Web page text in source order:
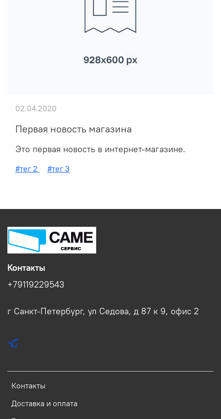
Первая новость магазина
Это первая новость в интернет-магазине.
02.04.2020
#тег 2 #тег 3
Контакты
Доставка и оплата
Контакты
+79119229543
г Санкт-Петербург, ул Седова, д 87 к 9, офис 2